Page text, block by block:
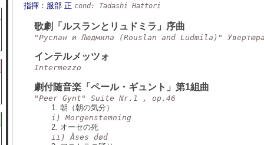
指揮：服部 正 cond: Tadashi Hattori
歌劇「ルスランとリュドミラ」序曲
"Руслан и Людмила (Rouslan and Ludmila)" Увертюра
インテルメッツォ
Intermezzo
劇付随音楽「ペール・ギュント」第1組曲
"Peer Gynt" Suite Nr.1 , op.46
1. 朝（朝の気分）
i) Morgenstemning
2. オーセの死
ii) Åses død